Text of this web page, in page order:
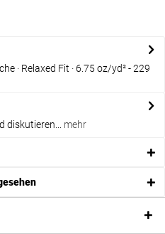
· Relaxed Fit · 6.75 oz/yd² - 229
diskutieren...
mehr